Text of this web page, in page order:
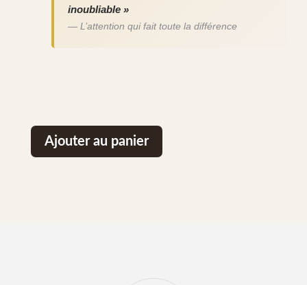
inoubliable »
— L’attention qui fait toute la différence
Ajouter au panier